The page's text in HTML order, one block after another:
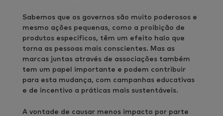
Sabemos que os governos são muito poderosos e
mesmo ações pequenas, como a proibição de
produtos específicos, têm um efeito halo que
torna as pessoas mais conscientes. Mas as
marcas juntas através de associações também
tem um papel importante e podem contribuir
para esta mudança, com campanhas educativas
e de incentivo a práticas mais sustentáveis.
A vontade de causar menos impacto por parte